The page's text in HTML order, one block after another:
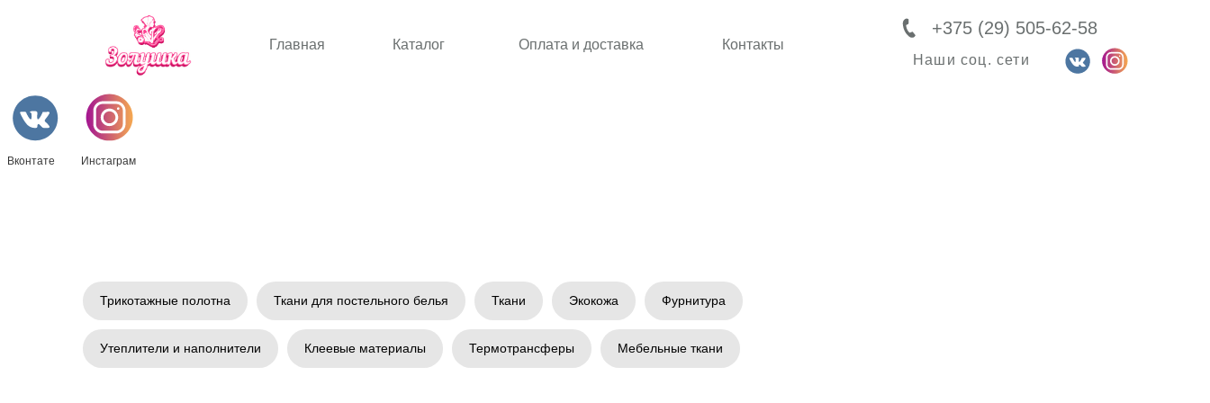
Наши соц. сети
+375 (29) 505-62-58
Каталог Оплата и доставка Контакты
Главная
Вконтате Инстаграм
Трикотажные полотна Ткани для постельного белья Ткани Экокожа Фурнитура
Утеплители и наполнители Клеевые материалы Термотрансферы Мебельные ткани